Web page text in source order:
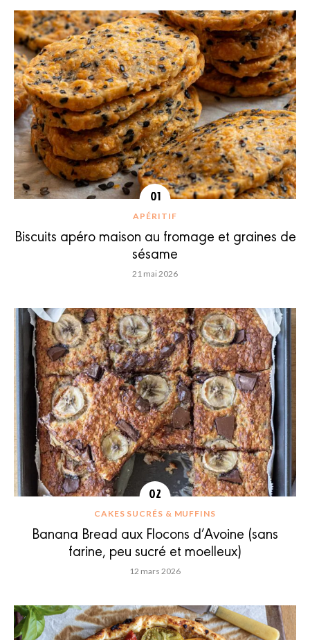
APÉRITIF
Biscuits apéro maison au fromage et graines de
sésame
21 mai 2026
CAKES SUCRÉS & MUFFINS
Banana Bread aux Flocons d’Avoine (sans
farine, peu sucré et moelleux)
12 mars 2026